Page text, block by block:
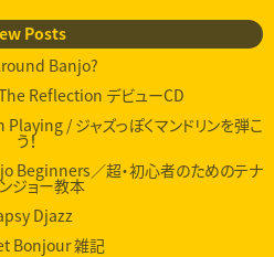
Posts
Banjo?
Reflection デビューCD
/ ジャズっぽくマンドリンを弾こ
う！
Beginners／超・初心者のためのテナ
ジョー教本
Djazz
Bonjour 雑記